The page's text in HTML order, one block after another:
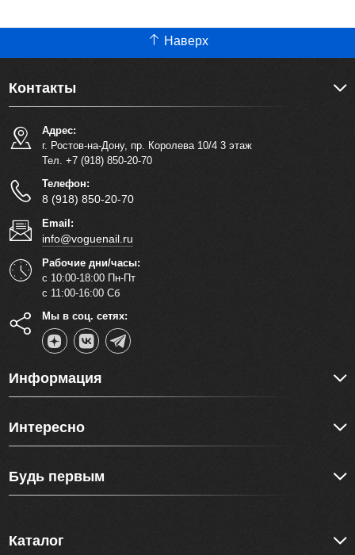
Наверх
Контакты
Адрес:
г. Ростов-на-Дону, пр. Королева 10/4 3 этаж
Тел. +7 (918) 850-20-70
Телефон:
8 (918) 850-20-70
Email:
info@voguenail.ru
Рабочие дни/часы:
с 10:00-18:00 Пн-Пт
с 11:00-16:00 Сб
Мы в соц. сетях:
Информация
Интересно
Будь первым
Каталог